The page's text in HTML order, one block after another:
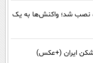
نصب شد؛ واکنش‌ها به یک
ایران (+عکس)